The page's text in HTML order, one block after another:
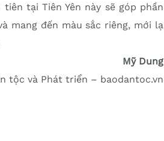
tại Tiên Yên này sẽ góp phần
mang đến màu sắc riêng, mới lạ
Mỹ Dung
tộc và Phát triển – baodantoc.vn